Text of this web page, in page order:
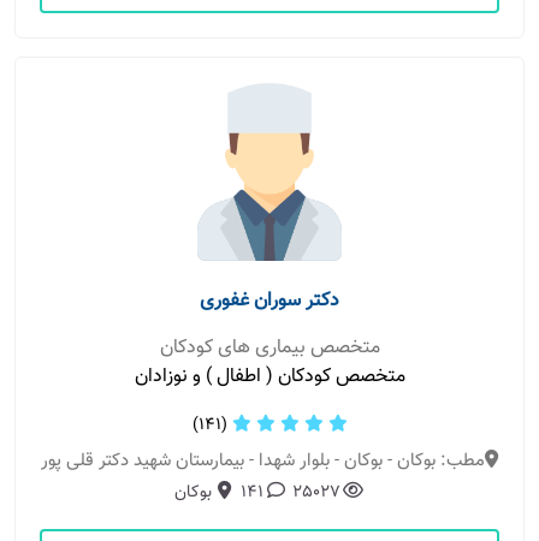
دکتر سوران غفوری
متخصص بیماری های کودکان
متخصص کودکان ( اطفال ) و نوزادان
(141)
مطب: بوکان - بوکان - بلوار شهدا - بیمارستان شهید دکتر قلی پور
25027
141 بوکان